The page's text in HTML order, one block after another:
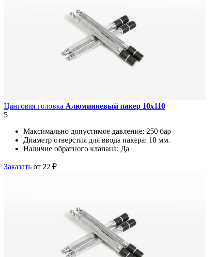
Цанговая головка Алюминиевый пакер 10х110
5
Максимально допустимое давление: 250 бар
Диаметр отверстия для ввода пакера: 10 мм.
Наличие обратного клапана: Да
Заказать от 22 ₽